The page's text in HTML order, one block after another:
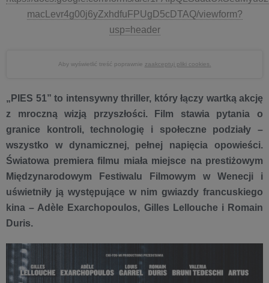
macLevr4g00j6yZxhdfuFPUgD5cDTAQ/viewform?
usp=header
Aby wyświetlić treść poprawnie zaakceptuj pliki cookies.
„PIES 51” to intensywny thriller, który łączy wartką akcję
z mroczną wizją przyszłości. Film stawia pytania o
granice kontroli, technologię i społeczne podziały –
wszystko w dynamicznej, pełnej napięcia opowieści.
Światowa premiera filmu miała miejsce na prestiżowym
Międzynarodowym Festiwalu Filmowym w Wenecji i
uświetniły ją występujące w nim gwiazdy francuskiego
kina – Adèle Exarchopoulos, Gilles Lellouche i Romain
Duris.